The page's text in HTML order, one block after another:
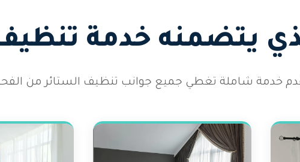
يتضمنه خدمة تنظيف
خدمة شاملة تغطي جميع جوانب تنظيف الستائر من الفحص